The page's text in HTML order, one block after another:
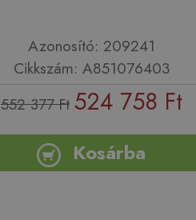
Azonosító: 209241
Cikkszám: A851076403
552 377 Ft 524 758 Ft
Kosárba